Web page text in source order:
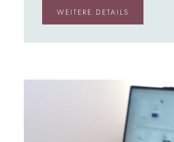
WEITERE DETAILS